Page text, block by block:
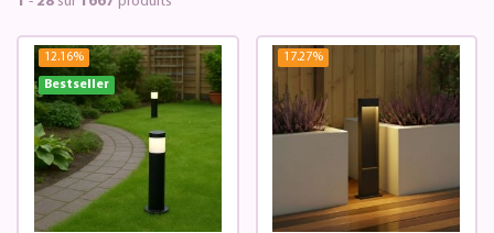
12.16%
Bestseller
17.27%